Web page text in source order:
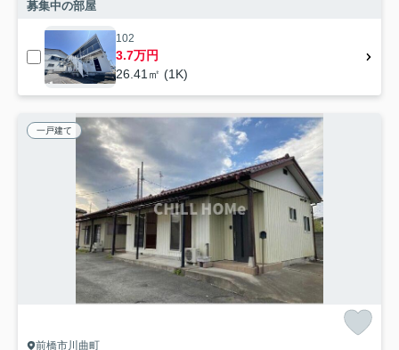
募集中の部屋
102
3.7万円
26.41㎡ (1K)
一戸建て
前橋市川曲町